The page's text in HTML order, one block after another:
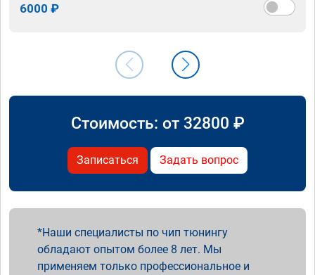
6000 ₽
Стоимость: от 32800 ₽
Записаться Задать вопрос
Наши специалисты по чип тюнингу
обладают опытом более 8 лет. Мы
применяем только профессиональное и